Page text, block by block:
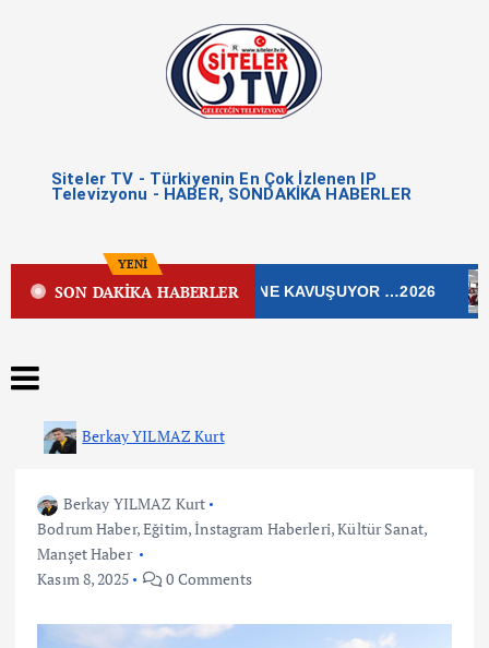
Siteler TV - Türkiyenin En Çok İzlenen IP
Televizyonu - HABER, SONDAKİKA HABERLER
YENİ
SON DAKİKA HABERLER
CADDESİ YENİ ÇEHRESİNE KAVUŞUYOR …2026
Berkay YILMAZ Kurt
Berkay YILMAZ Kurt
Bodrum Haber,Eğitim,İnstagram Haberleri,Kültür Sanat,
Manşet Haber
Kasım 8, 2025
0 Comments